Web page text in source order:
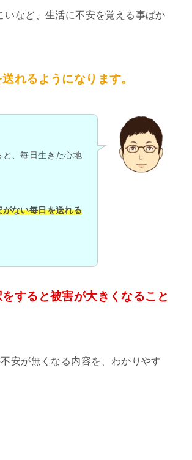
など、生活に不安を覚える事ばか
れるようになります。
、毎日生きた心地
ない毎日を送れる
すると被害が大きくなること
安が無くなる内容を、わかりやす